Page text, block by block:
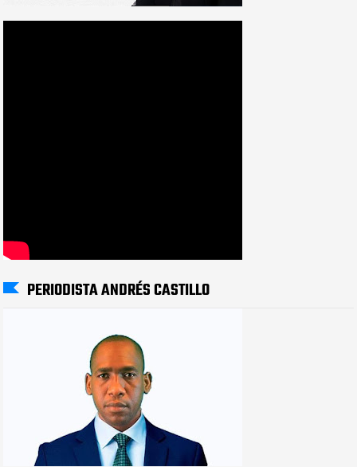
PERIODISTA ANDRÉS CASTILLO